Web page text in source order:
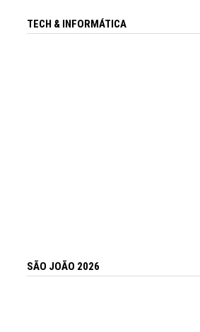
TECH & INFORMÁTICA
SÃO JOÃO 2026